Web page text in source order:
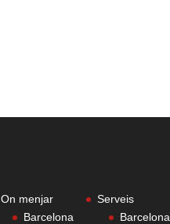
On menjar
Barcelona
Serveis
Barcelona